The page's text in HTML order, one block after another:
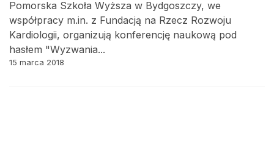
Pomorska Szkoła Wyższa w Bydgoszczy, we
współpracy m.in. z Fundacją na Rzecz Rozwoju
Kardiologii, organizują konferencję naukową pod
hasłem "Wyzwania...
15 marca 2018